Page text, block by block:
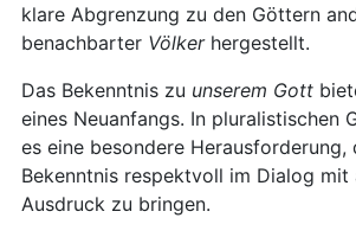
klare Abgrenzung zu den Göttern
benachbarter Völkerhergestellt.
Das Bekenntnis zu unserem Gott
eines Neuanfangs. In pluralistischen
es eine besondere Herausforderung,
Bekenntnis respektvoll im Dialog mit
Ausdruck zu bringen.